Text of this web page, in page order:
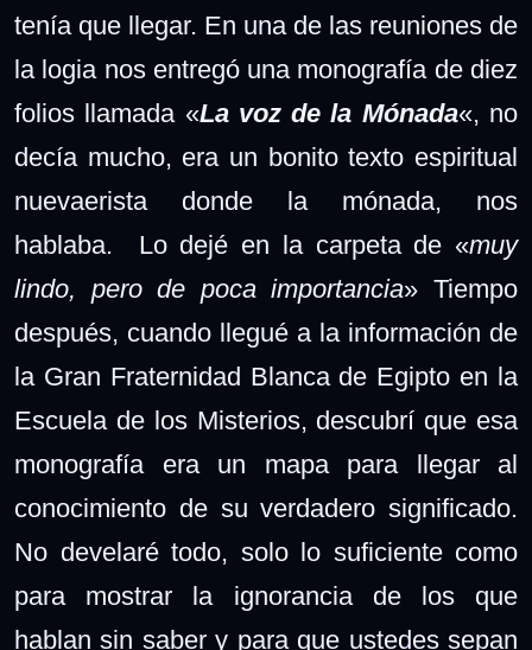
tenía que llegar. En una de las reuniones de
la logia nos entregó una monografía de diez
folios llamada «La voz de la Mónada«, no
decía mucho, era un bonito texto espiritual
nuevaerista donde la mónada, nos
hablaba. Lo dejé en la carpeta de «muy
lindo, pero de poca importancia» Tiempo
después, cuando llegué a la información de
la Gran Fraternidad Blanca de Egipto en la
Escuela de los Misterios, descubrí que esa
monografía era un mapa para llegar al
conocimiento de su verdadero significado.
No develaré todo, solo lo suficiente como
para mostrar la ignorancia de los que
hablan sin saber y para que ustedes sepan